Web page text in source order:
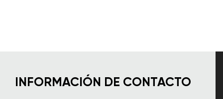
INFORMACIÓN DE CONTACTO